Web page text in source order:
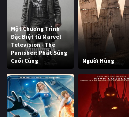
Một Chương Trình
Đặc Biệt từ Marvel
Television - The
Punisher: Phát Súng
Cuối Cùng
Người Hùng